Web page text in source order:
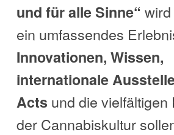
und für alle Sinne“
ein umfassendes
Innovationen, Wissen,
internationale
Acts und die vielfältigen
der Cannabiskultur